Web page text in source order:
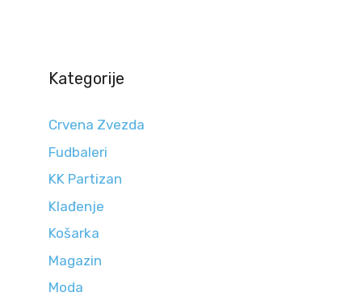
Kategorije
Crvena Zvezda
Fudbaleri
KK Partizan
Klađenje
Košarka
Magazin
Moda